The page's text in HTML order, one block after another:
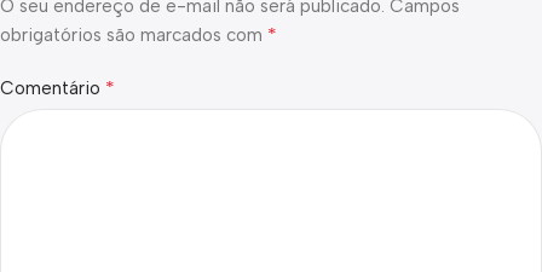
O seu endereço de e-mail não será publicado. Campos
obrigatórios são marcados com *
Comentário *